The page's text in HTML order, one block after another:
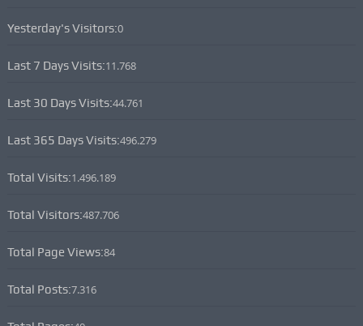
Yesterday's Visitors:0
Last 7 Days Visits:11.768
Last 30 Days Visits:44.761
Last 365 Days Visits:496.279
Total Visits:1.496.189
Total Visitors:487.706
Total Page Views:84
Total Posts:7.316